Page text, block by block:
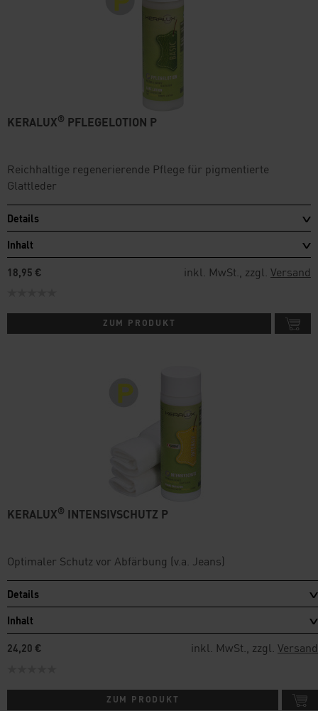
KERALUX® PFLEGELOTION P
Reichhaltige regenerierende Pflege für pigmentierte
Glattleder
Details
Inhalt
18,95 €
inkl. MwSt., zzgl. Versand
ZUM PRODUKT
KERALUX® INTENSIVSCHUTZ P
Optimaler Schutz vor Abfärbung (v.a. Jeans)
Details
Inhalt
24,20 €
inkl. MwSt., zzgl. Versand
ZUM PRODUKT